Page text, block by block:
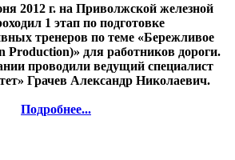
2012 г. на Приволжской железной
1 этап по подготовке
тренеров по теме «Бережливое
Production)» для работников дороги.
проводили ведущий специалист
Грачев Александр Николаевич.
Подробнее...